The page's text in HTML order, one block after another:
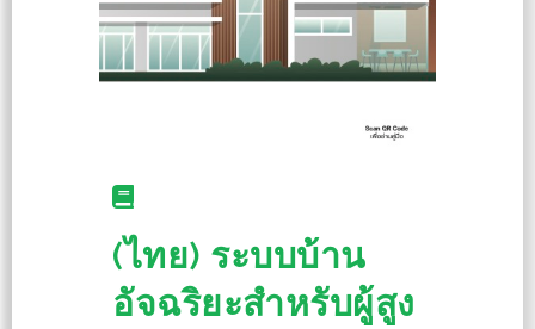
(ไทย) ระบบบ้าน
อัจฉริยะสำหรับผู้สูง